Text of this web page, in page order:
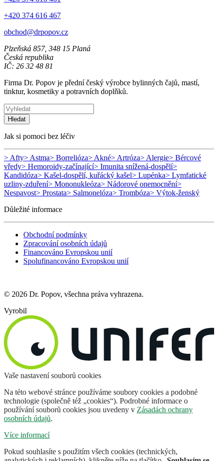
+420 374 616 467
obchod@drpopov.cz
Plzeňská 857, 348 15 Planá
Česká republika
IČ: 26 32 48 81
Firma Dr. Popov je přední český výrobce bylinných čajů, mastí,
tinktur, kosmetiky a potravních doplňků.
Hledat
Jak si pomoci bez léčiv
> Afty> Astma> Borrelióza> Akné> Artróza> Alergie> Bércové
vředy> Hemoroidy-začínající> Imunita snížená-dospělí>
Kandidóza> Kašel-dospělí, kuřácký kašel> Lupénka> Lymfatické
uzliny-zduření> Mononukleóza> Nádorové onemocnění>
Nespavost> Prostata> Salmonelóza> Trombóza> Výtok-ženský
Důležité informace
Obchodní podmínky
Zpracování osobních údajů
Financováno Evropskou unií
Spolufinancováno Evropskou unií
© 2026 Dr. Popov, všechna práva vyhrazena.
Vyrobil
Vaše nastavení souborů cookies
Na této webové stránce používáme soubory cookies a podobné
technologie (společně též „cookies“). Podrobné informace o
používání souborů cookies jsou uvedeny v Zásadách ochrany
osobních údajů.
Více informací
Pokud souhlasíte s použitím všech cookies (technických,